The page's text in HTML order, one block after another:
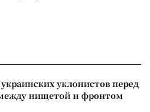
уклонистов перед
нищетой и фронтом